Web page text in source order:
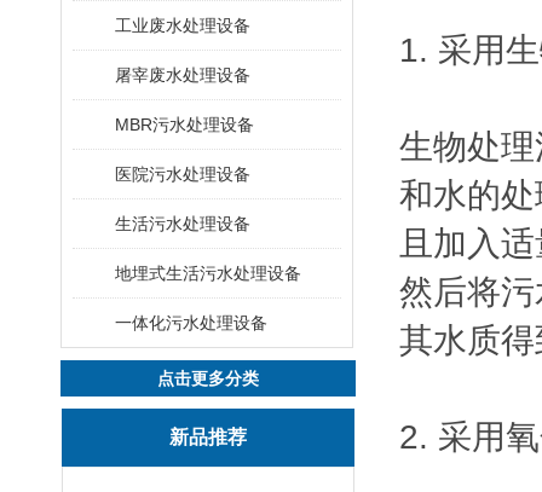
工业废水处理设备
屠宰废水处理设备
MBR污水处理设备
医院污水处理设备
生活污水处理设备
地埋式生活污水处理设备
一体化污水处理设备
点击更多分类
新品推荐
1. 采用
生物处
和水的
且加入
然后将
其水质
2. 采用